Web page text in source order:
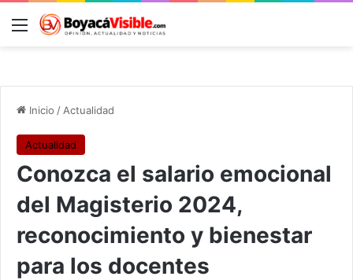
Menú
Inicio / Actualidad
Actualidad
Conozca el salario emocional
del Magisterio 2024,
reconocimiento y bienestar
para los docentes